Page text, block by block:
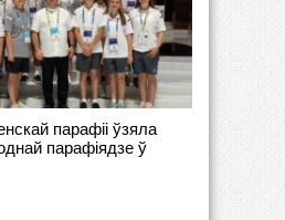
парафіі ўзяла
парафіядзе ў